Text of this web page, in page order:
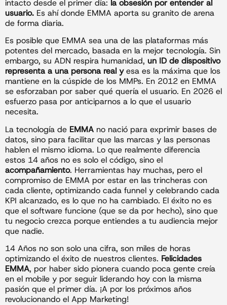
intacto desde el primer día: la obsesión por entender al
usuario. Es ahí donde EMMA aporta su granito de arena
de forma diaria.
Es posible que EMMA sea una de las plataformas más
potentes del mercado, basada en la mejor tecnología. Sin
embargo, su ADN respira humanidad, un ID de dispositivo
representa a una persona real yesa es la máxima que los
mantiene en la cúspide de los MMPs. En 2012 en EMMA
se esforzaban por saber qué quería el usuario. En 2026 el
esfuerzo pasa por anticiparnos a lo que el usuario
necesita.
La tecnología de EMMA no nació para exprimir bases de
datos, sino para facilitar que las marcas y las personas
hablen el mismo idioma. Lo que realmente diferencia
estos 14 años no es solo el código, sino el
acompañamiento. Herramientas hay muchas, pero el
compromiso de EMMA por estar en las trincheras con
cada cliente, optimizando cada funnel y celebrando cada
KPI alcanzado, es lo que no ha cambiado. El éxito no es
que el software funcione (que se da por hecho), sino que
tu negocio crezca porque entiendes a tu audiencia mejor
que nadie.
14 Años no son solo una cifra, son miles de horas
optimizando el éxito de nuestros clientes. Felicidades
EMMA, por haber sido pionera cuando poca gente creía
en el mobile y por seguir liderando hoy con la misma
pasión que el primer día. ¡A por los próximos años
revolucionando el App Marketing!